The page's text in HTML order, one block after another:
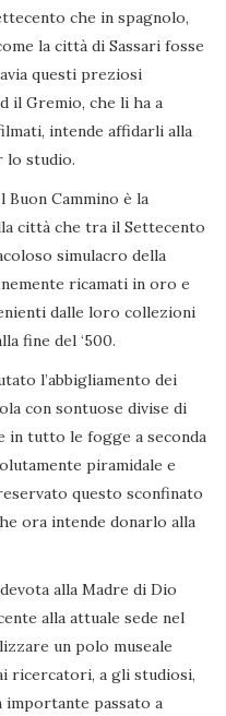
che in spagnolo,
la città di Sassari fosse
questi preziosi
il Gremio, che li ha a
intende affidarli alla
lo studio.
Cammino è la
città che tra il Settecento
simulacro della
ricamati in oro e
dalle loro collezioni
fine del ‘500.
l’abbigliamento dei
con sontuose divise di
in tutto le fogge a seconda
piramidale e
questo sconfinato
ora intende donarlo alla
alla Madre di Dio
alla attuale sede nel
un polo museale
ricercatori, a gli studiosi,
passato a